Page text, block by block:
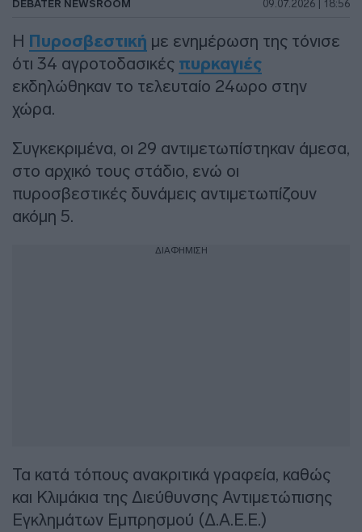
DEBATER NEWSROOM 09.07.2026 | 18:56
Η Πυροσβεστική με ενημέρωση της τόνισε
ότι 34 αγροτοδασικές πυρκαγιές
εκδηλώθηκαν το τελευταίο 24ωρo στην
χώρα.
Συγκεκριμένα, οι 29 αντιμετωπίστηκαν άμεσα,
στο αρχικό τους στάδιο, ενώ οι
πυροσβεστικές δυνάμεις αντιμετωπίζουν
ακόμη 5.
ΔΙΑΦΗΜΙΣΗ
Τα κατά τόπους ανακριτικά γραφεία, καθώς
και Κλιμάκια της Διεύθυνσης Αντιμετώπισης
Εγκλημάτων Εμπρησμού (Δ.Α.Ε.Ε.)